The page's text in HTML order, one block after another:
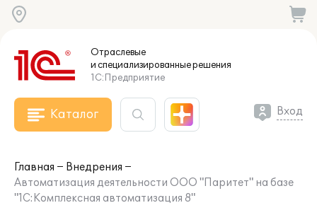
Отраслевые
и специализированныерешения
1С:Предприятие
Каталог Вход
Главная
Внедрения
Автоматизация деятельности ООО "Паритет" на базе
"1С:Комплексная автоматизация 8"